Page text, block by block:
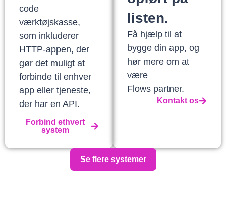
code
værktøjskasse,
som inkluderer
HTTP-appen, der
gør det muligt at
forbinde til enhver
app eller tjeneste,
der har en API.
Forbind ethvert
system
listen.
Få hjælp til at
bygge din app, og
hør mere om at
være
Flows partner.
Kontakt os
Se flere systemer